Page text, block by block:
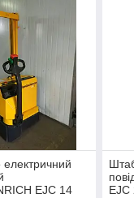
EJC 14
EJC